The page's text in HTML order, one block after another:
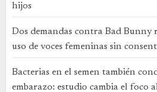
hijos
Dos demandas contra Bad Bunny
uso de voces femeninas sin
Bacterias en el semen también
embarazo: estudio cambia el foco